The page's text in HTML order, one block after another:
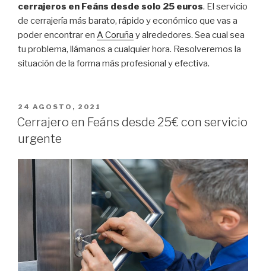
cerrajeros en Feáns desde solo 25 euros. El servicio
de cerrajería más barato, rápido y económico que vas a
poder encontrar en A Coruña y alrededores. Sea cual sea
tu problema, llámanos a cualquier hora. Resolveremos la
situación de la forma más profesional y efectiva.
PUBLICADO
EL
24 AGOSTO, 2021
Cerrajero en Feáns desde 25€ con servicio
urgente